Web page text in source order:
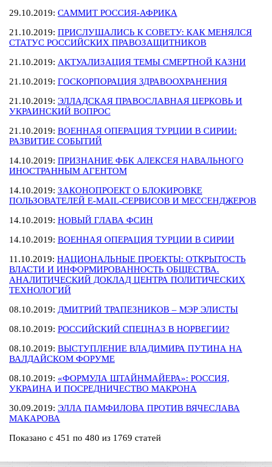
29.10.2019: САММИТ РОССИЯ-АФРИКА
21.10.2019: ПРИСЛУШАЛИСЬ К СОВЕТУ: КАК МЕНЯЛСЯ
СТАТУС РОССИЙСКИХ ПРАВОЗАЩИТНИКОВ
21.10.2019: АКТУАЛИЗАЦИЯ ТЕМЫ СМЕРТНОЙ КАЗНИ
21.10.2019: ГОСКОРПОРАЦИЯ ЗДРАВООХРАНЕНИЯ
21.10.2019: ЭЛЛАДСКАЯ ПРАВОСЛАВНАЯ ЦЕРКОВЬ И
УКРАИНСКИЙ ВОПРОС
21.10.2019: ВОЕННАЯ ОПЕРАЦИЯ ТУРЦИИ В СИРИИ:
РАЗВИТИЕ СОБЫТИЙ
14.10.2019: ПРИЗНАНИЕ ФБК АЛЕКСЕЯ НАВАЛЬНОГО
ИНОСТРАННЫМ АГЕНТОМ
14.10.2019: ЗАКОНОПРОЕКТ О БЛОКИРОВКЕ
ПОЛЬЗОВАТЕЛЕЙ E-MAIL-СЕРВИСОВ И МЕССЕНДЖЕРОВ
14.10.2019: НОВЫЙ ГЛАВА ФСИН
14.10.2019: ВОЕННАЯ ОПЕРАЦИЯ ТУРЦИИ В СИРИИ
11.10.2019: НАЦИОНАЛЬНЫЕ ПРОЕКТЫ: ОТКРЫТОСТЬ
ВЛАСТИ И ИНФОРМИРОВАННОСТЬ ОБЩЕСТВА.
АНАЛИТИЧЕСКИЙ ДОКЛАД ЦЕНТРА ПОЛИТИЧЕСКИХ
ТЕХНОЛОГИЙ
08.10.2019: ДМИТРИЙ ТРАПЕЗНИКОВ – МЭР ЭЛИСТЫ
08.10.2019: РОССИЙСКИЙ СПЕЦНАЗ В НОРВЕГИИ?
08.10.2019: ВЫСТУПЛЕНИЕ ВЛАДИМИРА ПУТИНА НА
ВАЛДАЙСКОМ ФОРУМЕ
08.10.2019: «ФОРМУЛА ШТАЙНМАЙЕРА»: РОССИЯ,
УКРАИНА И ПОСРЕДНИЧЕСТВО МАКРОНА
30.09.2019: ЭЛЛА ПАМФИЛОВА ПРОТИВ ВЯЧЕСЛАВА
МАКАРОВА
Показано с 451 по 480 из 1769 статей